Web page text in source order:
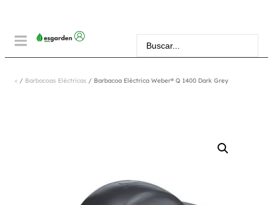
< / Barbacoas Eléctricas / Barbacoa Eléctrica Weber® Q 1400 Dark Grey